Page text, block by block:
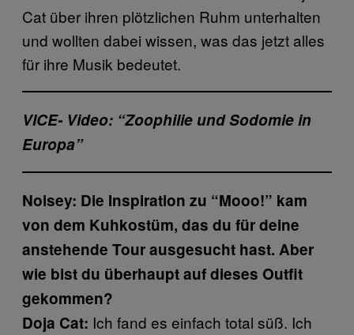
Cat über ihren plötzlichen Ruhm unterhalten
und wollten dabei wissen, was das jetzt alles
für ihre Musik bedeutet.
VICE- Video: “Zoophilie und Sodomie in
Europa”
Noisey: Die Inspiration zu “Mooo!” kam
von dem Kuhkostüm, das du für deine
anstehende Tour ausgesucht hast. Aber
wie bist du überhaupt auf dieses Outfit
gekommen?
Doja Cat: Ich fand es einfach total süß. Ich